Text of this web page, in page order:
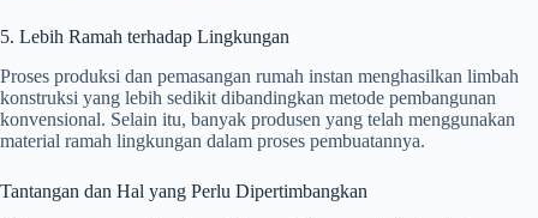
5. Lebih Ramah terhadap Lingkungan
Proses produksi dan pemasangan rumah instan menghasilkan limbah
konstruksi yang lebih sedikit dibandingkan metode pembangunan
konvensional. Selain itu, banyak produsen yang telah menggunakan
material ramah lingkungan dalam proses pembuatannya.
Tantangan dan Hal yang Perlu Dipertimbangkan